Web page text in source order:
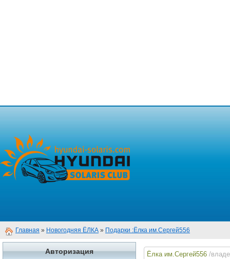
Главная » Новогодняя ЁЛКА » Подарки :Ёлка им.Сергей556
Авторизация Ёлка им.Сергей556 /